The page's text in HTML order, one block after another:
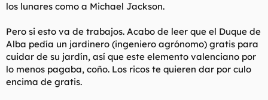
los lunares como a Michael Jackson.
Pero si esto va de trabajos. Acabo de leer que el Duque de
Alba pedía un jardinero (ingeniero agrónomo) gratis para
cuidar de su jardín, así que este elemento valenciano por
lo menos pagaba, coño. Los ricos te quieren dar por culo
encima de gratis.